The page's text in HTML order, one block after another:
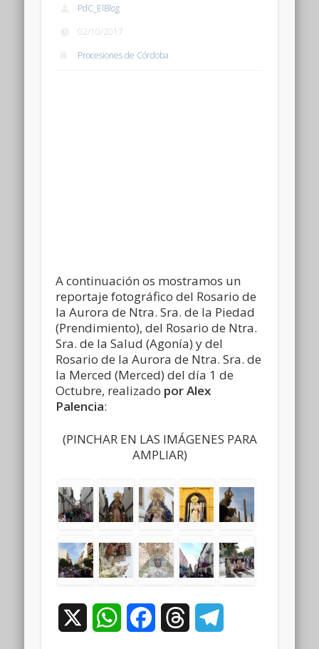
PdC_ElBlog
02/10/2017
Procesiones de Córdoba
A continuación os mostramos un
reportaje fotográfico del Rosario de
la Aurora de Ntra. Sra. de la Piedad
(Prendimiento), del Rosario de Ntra.
Sra. de la Salud (Agonía) y del
Rosario de la Aurora de Ntra. Sra. de
la Merced (Merced) del día 1 de
Octubre, realizado por Alex
Palencia:
(PINCHAR EN LAS IMÁGENES PARA
AMPLIAR)
WhatsAppFacebookThreads